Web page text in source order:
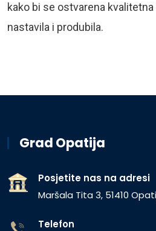
kako bi se ostvarena
nastavila i produbila.
Grad Opatija
Posjetite nas na adresi
Maršala Tita 3, 51410
Telefon